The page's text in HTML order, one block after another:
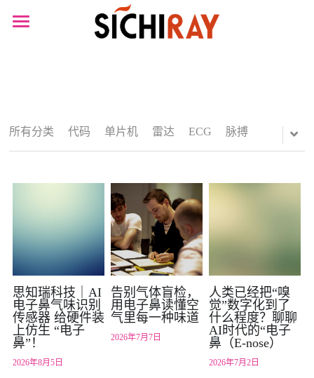
搜索
所有分类 代码 单片机 雷达 ECG 脉搏
思知瑞科技｜AI
电子鼻气味识别
传感器 给硬件装
上仿生 “电子
鼻”！
2026年8月5日
告别气体盲检，
用电子鼻读懂空
气里每一种味道
2026年7月7日
人类已经把“嗅
觉”数字化到了
什么程度？聊聊
AI时代的“电子
鼻（E-nose）
2026年7月2日
商品分类
博客分类
心电